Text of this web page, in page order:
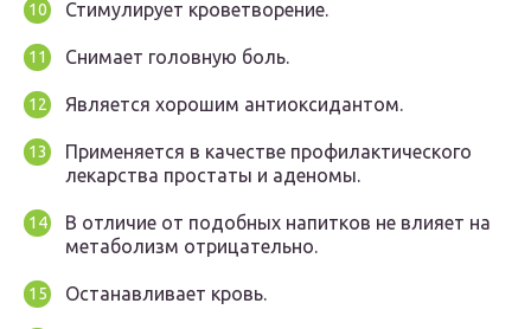
Стимулирует кроветворение.
Снимает головную боль.
Является хорошим антиоксидантом.
Применяется в качестве профилактического
лекарства простаты и аденомы.
В отличие от подобных напитков не влияет на
метаболизм отрицательно.
Останавливает кровь.